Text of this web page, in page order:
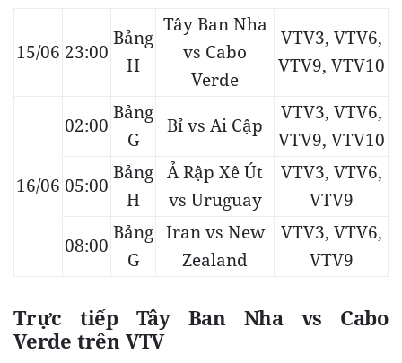
15/06 23:00
Bảng
H
Tây Ban Nha
vs Cabo
Verde
VTV3, VTV6,
VTV9, VTV10
16/06
02:00
Bảng
G
Bỉ vs Ai Cập
VTV3, VTV6,
VTV9, VTV10
05:00
Bảng
H
Ả Rập Xê Út
vs Uruguay
VTV3, VTV6,
VTV9
08:00
Bảng
G
Iran vs New
Zealand
VTV3, VTV6,
VTV9
Trực tiếp Tây Ban Nha vs Cabo
Verde trên VTV